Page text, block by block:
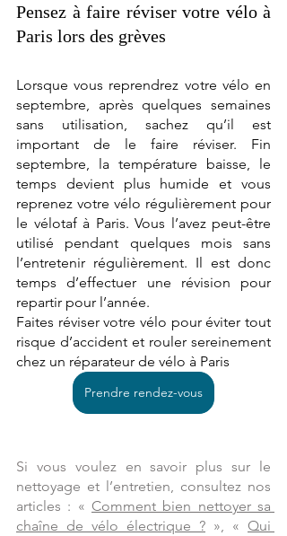
Pensez à faire réviser votre vélo à
Paris lors des grèves
Lorsque vous reprendrez votre vélo en
septembre, après quelques semaines
sans utilisation, sachez qu’il est
important de le faire réviser. Fin
septembre, la température baisse, le
temps devient plus humide et vous
reprenez votre vélo régulièrement pour
le vélotaf à Paris. Vous l’avez peut-être
utilisé pendant quelques mois sans
l’entretenir régulièrement. Il est donc
temps d’effectuer une révision pour
repartir pour l’année.
Faites réviser votre vélo pour éviter tout
risque d’accident et rouler sereinement
chez un réparateur de vélo à Paris
Prendre rendez-vous
Si vous voulez en savoir plus sur le
nettoyage et l’entretien, consultez nos
articles : « Comment bien nettoyer sa
chaîne de vélo électrique ? », « Qui